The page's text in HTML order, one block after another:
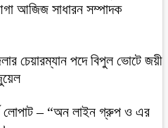
আজিজ সাধারন সম্পাদক
চেয়ারম্যান পদে বিপুল ভোটে জয়ী
লোপাট – “অন লাইন গ্রুপ ও এর